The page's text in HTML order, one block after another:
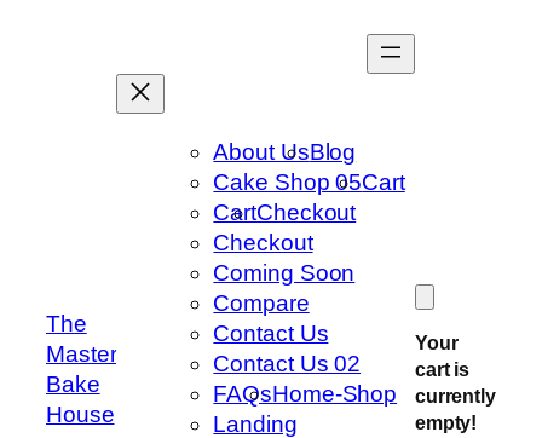
The
Master
Bake
House
About UsBlog
Cake Shop 05Cart
CartCheckout
Checkout
Coming Soon
Compare
Contact Us
Contact Us 02
FAQsHome-Shop
Landing
Your
cart is
currently
empty!